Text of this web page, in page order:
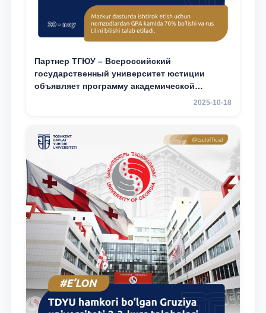
Партнер ТГЮУ – Всероссийский
государственный университет юстиции
объявляет программу академической
мобильности для студентов 2–3 курсов ТГЮУ
2025-10-18